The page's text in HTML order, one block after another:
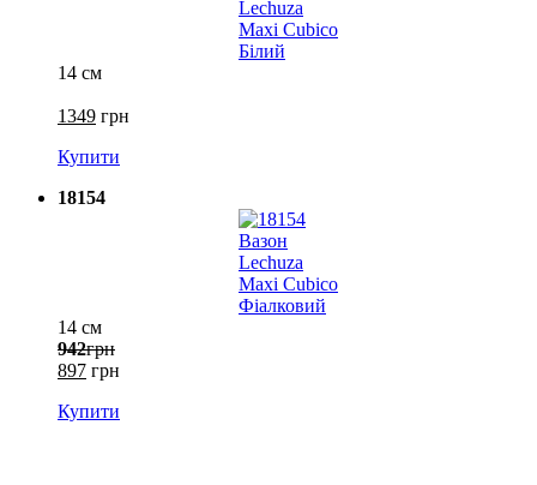
14 см
1349 грн
Купити
18154
14 см
942грн
897 грн
Купити